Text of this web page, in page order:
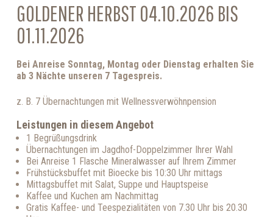
GOLDENER HERBST 04.10.2026 BIS
01.11.2026
Bei Anreise Sonntag, Montag oder Dienstag erhalten Sie
ab 3 Nächte unseren 7 Tagespreis.
z. B. 7 Übernachtungen mit Wellnessverwöhnpension
Leistungen in diesem Angebot
1 Begrüßungsdrink
Übernachtungen im Jagdhof-Doppelzimmer Ihrer Wahl
Bei Anreise 1 Flasche Mineralwasser auf Ihrem Zimmer
Frühstücksbuffet mit Bioecke bis 10:30 Uhr mittags
Mittagsbuffet mit Salat, Suppe und Hauptspeise
Kaffee und Kuchen am Nachmittag
Gratis Kaffee- und Teespezialitäten von 7.30 Uhr bis 20.30